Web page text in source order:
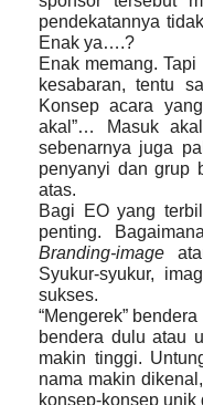
pendekatannya
Enak ya….?
Enak memang.
kesabaran, tentu
Konsep acara
akal”…
Masuk
sebenarnya juga
penyanyi dan grup
atas.
Bagi EO yang
penting.
Branding-image
Syukur-syukur,
sukses.
“Mengerek”
bendera dulu atau
makin tinggi.
nama makin
konsep-konsep unik